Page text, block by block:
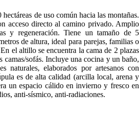
de uso común hacia las montañas.
acceso directo al camino privado. Amplio
y regeneración. Tiene un tamaño de 5
de altura, ideal para parejas, familias o
el altillo se encuentra la cama de 2 plazas
camas/sofás. Incluye una cocina y un baño,
naturales, elaborados por artesanos con
es de alta calidad (arcilla local, arena y
un espacio cálido en invierno y fresco en
anti-sísmico, anti-radiaciones.